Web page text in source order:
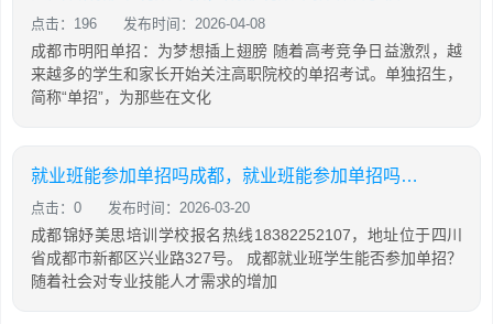
点击：196 发布时间：2026-04-08
成都市明阳单招：为梦想插上翅膀 随着高考竞争日益激烈，越
来越多的学生和家长开始关注高职院校的单招考试。单独招生，
简称“单招”，为那些在文化
就业班能参加单招吗成都，就业班能参加单招吗成都市
点击：0 发布时间：2026-03-20
成都锦妤美思培训学校报名热线18382252107，地址位于四川
省成都市新都区兴业路327号。 成都就业班学生能否参加单招？
随着社会对专业技能人才需求的增加